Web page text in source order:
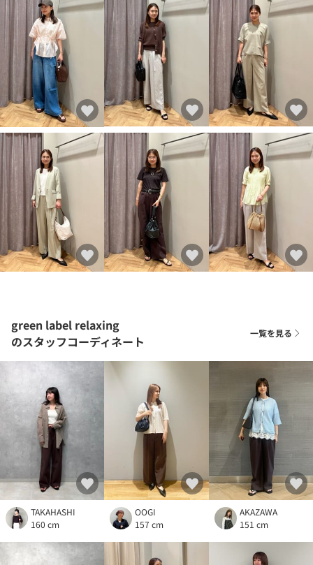
green label relaxing
のスタッフコーディネート
一覧を見る
TAKAHASHI
160 cm
OOGI
157 cm
AKAZAWA
151 cm